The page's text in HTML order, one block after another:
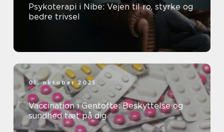
Psykoterapi i Nibe: Vejen til ro, styrke og
bedre trivsel
01. oktober 2025
Vaccination i Gentofte: Beskyttelse og
sundhed tæt på dig